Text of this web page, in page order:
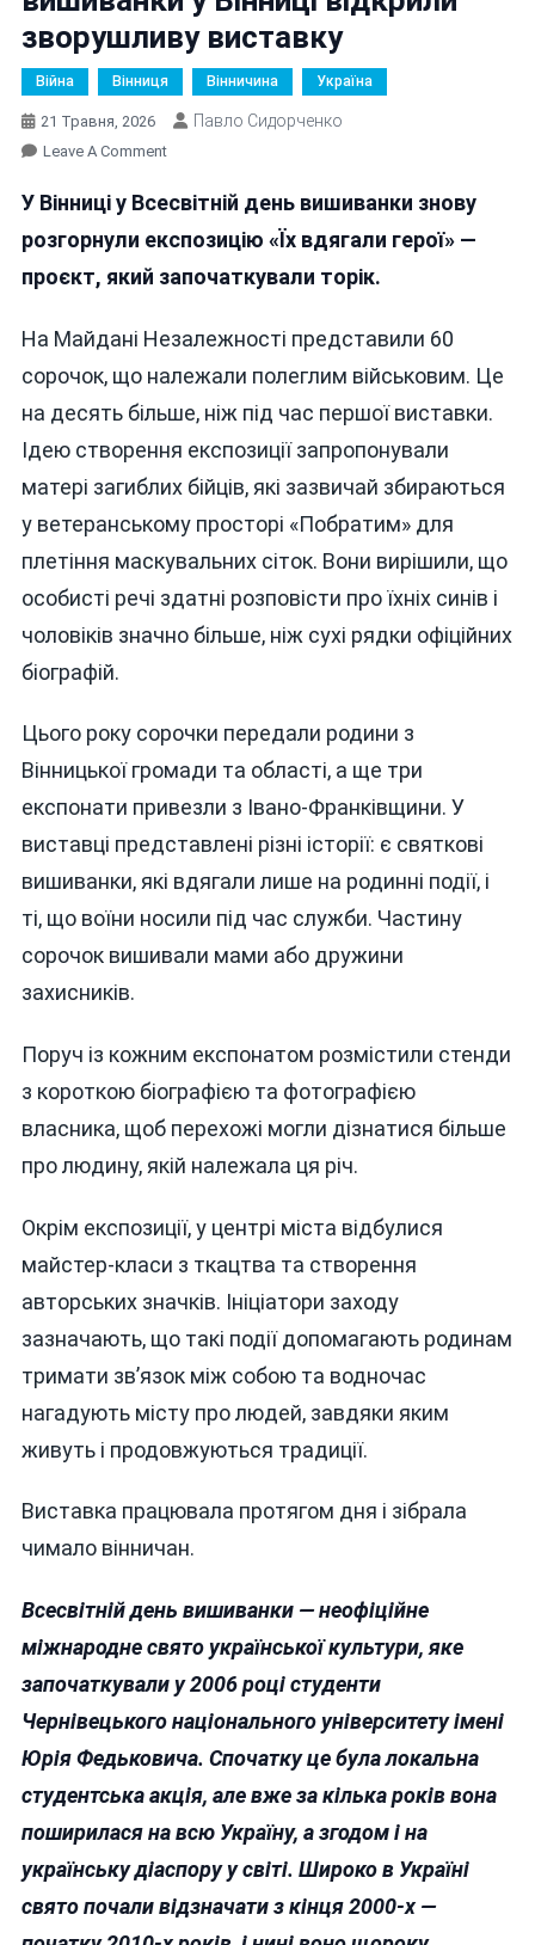
зворушливу виставку
Війна Вінниця Вінничина Україна
21 Травня, 2026 Павло Сидорченко
Leave A CommentOn
Вдягали
Герої»:
День
У
Вінниці
Зворушливу
Виставку
У Вінниці у Всесвітній день вишиванки знову
розгорнули експозицію «Їх вдягали герої» —
проєкт, який започаткували торік.
На Майдані Незалежності представили 60
сорочок, що належали полеглим військовим. Це
на десять більше, ніж під час першої виставки.
Ідею створення експозиції запропонували
матері загиблих бійців, які зазвичай збираються
у ветеранському просторі «Побратим» для
плетіння маскувальних сіток. Вони вирішили, що
особисті речі здатні розповісти про їхніх синів і
чоловіків значно більше, ніж сухі рядки офіційних
біографій.
Цього року сорочки передали родини з
Вінницької громади та області, а ще три
експонати привезли з Івано-Франківщини. У
виставці представлені різні історії: є святкові
вишиванки, які вдягали лише на родинні події, і
ті, що воїни носили під час служби. Частину
сорочок вишивали мами або дружини
захисників.
Поруч із кожним експонатом розмістили стенди
з короткою біографією та фотографією
власника, щоб перехожі могли дізнатися більше
про людину, якій належала ця річ.
Окрім експозиції, у центрі міста відбулися
майстер-класи з ткацтва та створення
авторських значків. Ініціатори заходу
зазначають, що такі події допомагають родинам
тримати зв’язок між собою та водночас
нагадують місту про людей, завдяки яким
живуть і продовжуються традиції.
Виставка працювала протягом дня і зібрала
чимало вінничан.
Всесвітній день вишиванки— неофіційне
міжнародне свято української культури, яке
започаткували у2006 роцістуденти
Чернівецького національного університету імені
Юрія Федьковича. Спочатку це була локальна
студентська акція, але вже за кілька років вона
поширилася на всю Україну, а згодом і на
українську діаспору у світі. Широко в Україні
свято почали відзначати з кінця 2000-х —